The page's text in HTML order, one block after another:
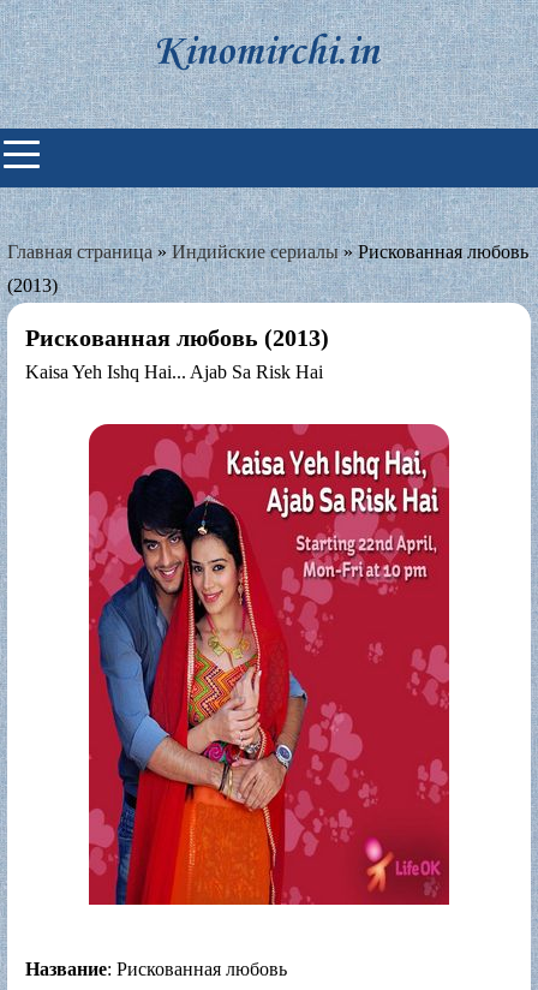
Skip
to
content
Индийские фильмы смотреть
онлайн
Главная страница»Индийские сериалы»Рискованная любовь
(2013)
Рискованная любовь (2013)
Kaisa Yeh Ishq Hai... Ajab Sa Risk Hai
Название: Рискованная любовь